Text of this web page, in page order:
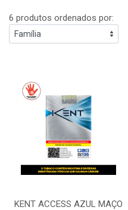
6 produtos ordenados por:
KENT ACCESS AZUL MAÇO